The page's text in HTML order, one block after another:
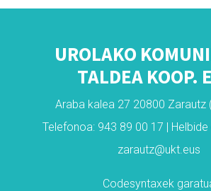
UROLAKO
TALDEA KOOP.
Araba kalea 27 20800 Zarautz
Telefonoa: 943 89 00 17 |
zarautz@ukt.eus
Codesyntaxek